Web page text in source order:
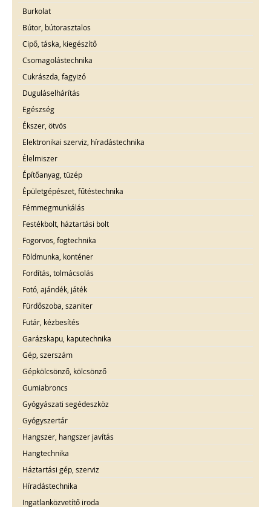
Burkolat
Bútor, bútorasztalos
Cipő, táska, kiegészítő
Csomagolástechnika
Cukrászda, fagyizó
Duguláselhárítás
Egészség
Ékszer, ötvös
Elektronikai szerviz, híradástechnika
Élelmiszer
Építőanyag, tüzép
Épületgépészet, fűtéstechnika
Fémmegmunkálás
Festékbolt, háztartási bolt
Fogorvos, fogtechnika
Földmunka, konténer
Fordítás, tolmácsolás
Fotó, ajándék, játék
Fürdőszoba, szaniter
Futár, kézbesítés
Garázskapu, kaputechnika
Gép, szerszám
Gépkölcsönző, kölcsönző
Gumiabroncs
Gyógyászati segédeszköz
Gyógyszertár
Hangszer, hangszer javítás
Hangtechnika
Háztartási gép, szerviz
Híradástechnika
Ingatlanközvetítő iroda